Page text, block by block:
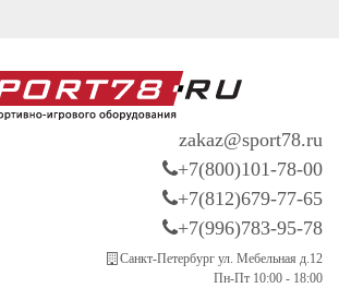
zakaz@sport78.ru
+7(800)101-78-00
+7(812)679-77-65
+7(996)783-95-78
Санкт-Петербург ул. Мебельная д.12
Пн-Пт 10:00 - 18:00